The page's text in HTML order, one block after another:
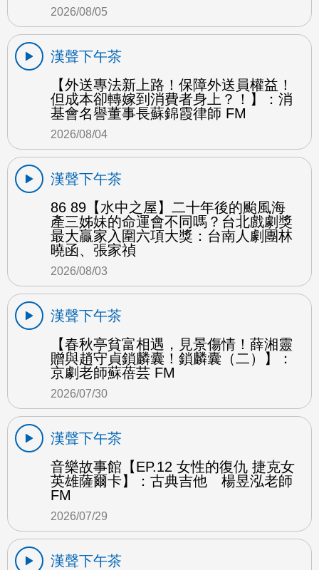
2026/08/05
漢聲下午茶
【外送專法新上路！保障外送員權益！
但成本卻轉嫁到消費者身上？！】：消
基會名譽董事長蘇錦霞律師 FM
2026/08/04
漢聲下午茶
86 89【水中之屋】二十年後的颱風海
產三姊妹的命運會不同嗎？台北戲劇獎
最大贏家入圍六項大獎：台南人劇團林
曉函、張家禎
2026/08/03
漢聲下午茶
【春秋亭貧富相遇，見景傷情！薛湘靈
贈與趙守貞鎖麟囊！鎖麟囊（二）】：
京劇老師蘇蓓芸 FM
2026/07/30
漢聲下午茶
音樂故事館【EP.12 女性的復仇 捷克女
英雄薩爾卡】：古典吉他 楊昱泓老師
FM
2026/07/29
漢聲下午茶